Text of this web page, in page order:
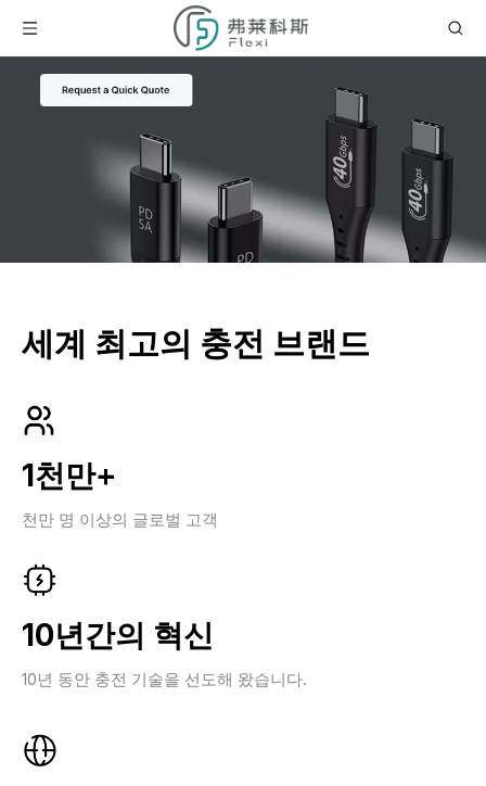
세계 최고의 충전 브랜드
1천만+
천만 명 이상의 글로벌 고객
10년간의 혁신
10년 동안 충전 기술을 선도해 왔습니다.